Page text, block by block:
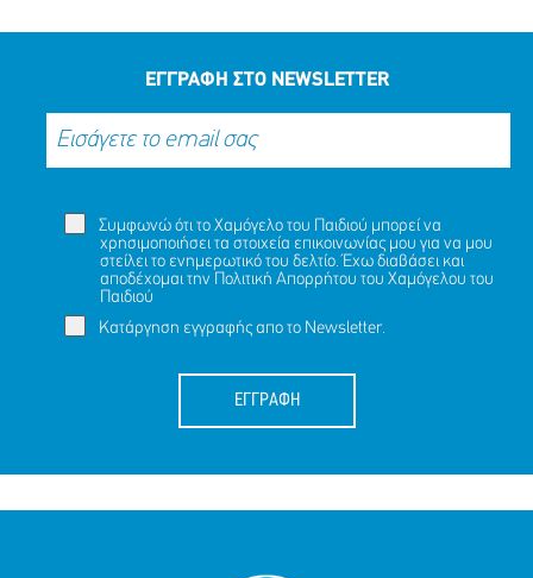
ΕΓΓΡΑΦΗ ΣΤΟ NEWSLETTER
Συμφωνώ ότι το Χαμόγελο του Παιδιού μπορεί να
χρησιμοποιήσει τα στοιχεία επικοινωνίας μου για να μου
στείλει το ενημερωτικό του δελτίο. Έχω διαβάσει και
αποδέχομαι την Πολιτική Απορρήτου του Χαμόγελου του
Παιδιού
Κατάργηση εγγραφής απο το Newsletter.
ΕΓΓΡΑΦΗ